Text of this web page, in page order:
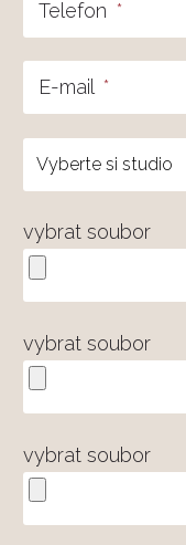
Telefon *
E-mail *
vybrat soubor
vybrat soubor
vybrat soubor